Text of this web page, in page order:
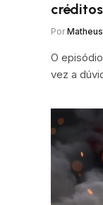
créditos
Por
O
vez a